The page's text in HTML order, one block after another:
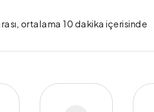
ortalama 10 dakika içerisinde